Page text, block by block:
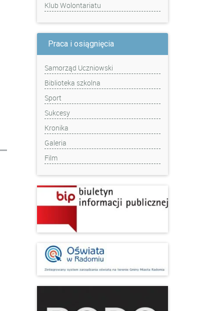
Klub Wolontariatu
Praca i osiągnięcia
Samorząd Uczniowski
Biblioteka szkolna
Sport
Sukcesy
Kronika
Galeria
Film